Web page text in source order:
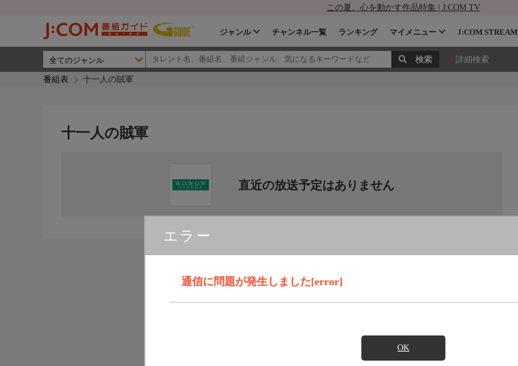
この夏、心を動かす作品特集 | J:COM TV
ジャンル チャンネル一覧 ランキング マイメニュー J:COM STREAM
詳細検索
番組表 十一人の賊軍
エラー
通信に問題が発生しました[error]
OK
十一人の賊軍
直近の放送予定はありません